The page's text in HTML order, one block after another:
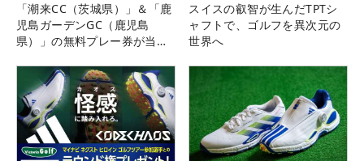
「潮来CC（茨城県）」＆「鹿
児島ガーデンGC（鹿児島
県）」の無料プレー券が当た
スイスの叡智が生んだTPTシ
ャフトで、ゴルフを異次元の
世界へ